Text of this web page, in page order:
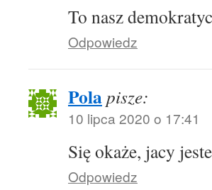
To nasz
Odpowiedz
Polapisze:
10 lipca 2020 o 17:41
Się okaże, jacy
Odpowiedz